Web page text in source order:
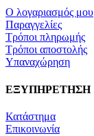
Ο λογαριασμός μου
Παραγγελίες
Τρόποι πληρωμής
Τρόποι αποστολής
Υπαναχώρηση
ΕΞΥΠΗΡΕΤΗΣΗ
Κατάστημα
Επικοινωνία